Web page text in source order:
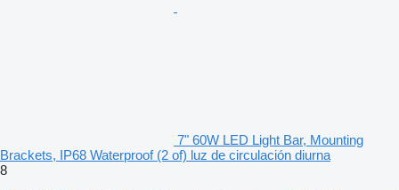
7" 60W LED Light Bar, Mounting
Brackets, IP68 Waterproof (2 of) luz de circulación diurna
8